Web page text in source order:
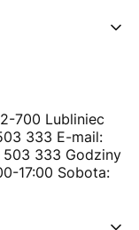
700 Lubliniec
333 E-mail:
503 333 Godziny
17:00 Sobota: